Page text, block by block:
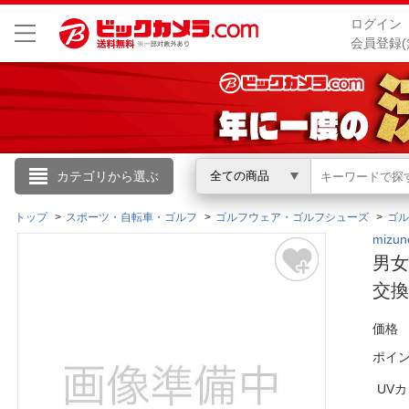
ログイン
会員登録
カテゴリから選ぶ 全ての商品
こんにちは
ログイン
閲覧履歴
トップ スポーツ・自転車・ゴルフ ゴルフウェア・ゴルフシューズ ゴ
男
交
価格
ポイ
UV